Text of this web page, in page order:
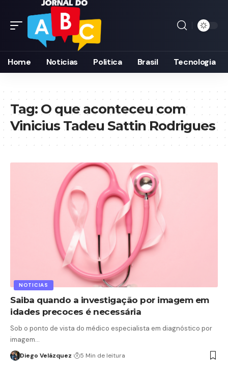
Home Noticias Politica Brasil Tecnologia
Tag: O que aconteceu com
Vinicius Tadeu Sattin Rodrigues
NOTICIAS
Saiba quando a investigação por imagem em
idades precoces é necessária
Sob o ponto de vista do médico especialista em diagnóstico por
imagem…
Diego Velázquez 5 Min de leitura